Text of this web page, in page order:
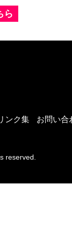
ら
ンク集 お問い合
reserved.